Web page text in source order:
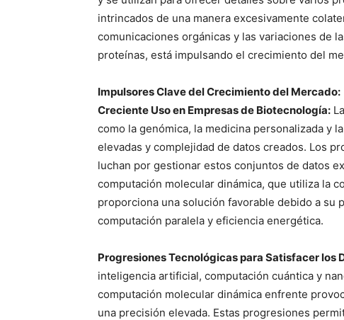
intrincados de una manera excesivamente
comunicaciones orgánicas y las variaciones de
proteínas, está impulsando el crecimiento del
Impulsores Clave del Crecimiento del Mercado:
Creciente Uso en Empresas de Biotecnología:
como la genómica, la medicina personalizada y
elevadas y complejidad de datos creados. Los
luchan por gestionar estos conjuntos de datos
computación molecular dinámica, que utiliza la
proporciona una solución favorable debido a su
computación paralela y eficiencia energética.
Progresiones Tecnológicas para Satisfacer los
inteligencia artificial, computación cuántica y
computación molecular dinámica enfrente
una precisión elevada. Estas progresiones